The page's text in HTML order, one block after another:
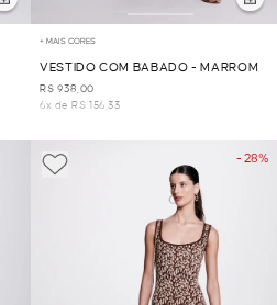
+ MAIS CORES
VESTIDO COM BABADO - MARROM
R$ 938,00
6x de R$ 156,33
- 28%